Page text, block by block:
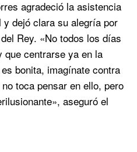
agradeció la asistencia
y dejó clara su alegría por
Rey. «No todos los días
que centrarse ya en la
bonita, imagínate contra
toca pensar en ello, pero
aseguró el